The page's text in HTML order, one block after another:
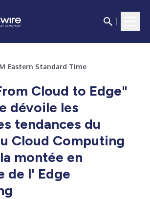
Eastern Standard Time
Cloud to Edge"
dévoile les
tendances du
Cloud Computing
montée en
de l' Edge